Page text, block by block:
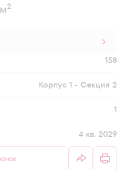
2
158
Корпус 1 - Секция 2
1
4 кв. 2029